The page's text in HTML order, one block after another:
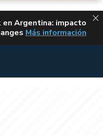
Argentina: impacto
CLARITY ACT EN
Más información